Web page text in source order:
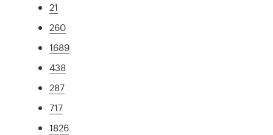
21
260
1689
438
287
717
1826